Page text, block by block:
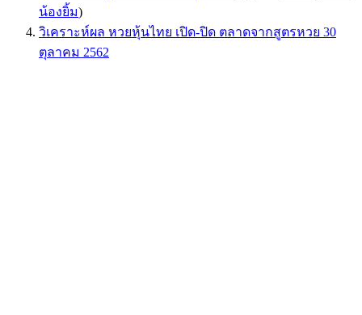
น้องยิ้ม)
วิเคราะห์ผล หวยหุ้นไทย เปิด-ปิด ตลาดจากสูตรหวย 30
ตุลาคม 2562